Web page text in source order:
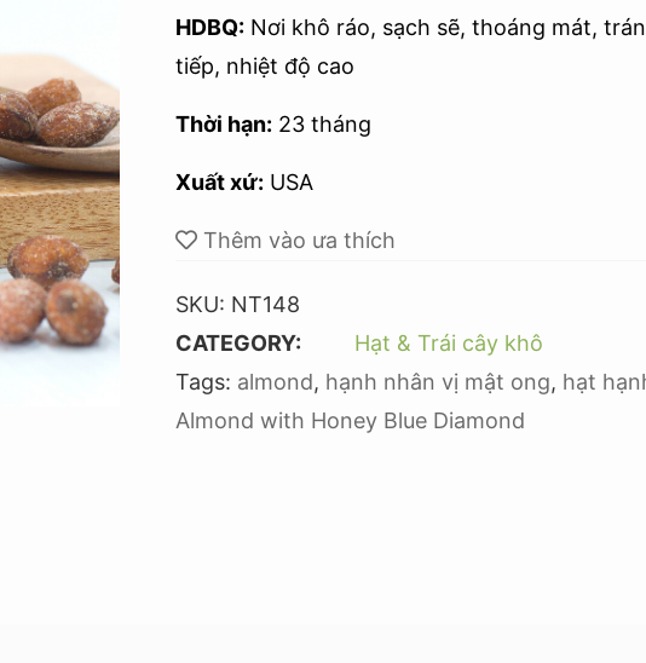
HDBQ: Nơi khô ráo, sạch sẽ, thoáng mát,
tiếp, nhiệt độ cao
Thời hạn: 23 tháng
Xuất xứ: USA
Thêm vào ưa thích
SKU: NT148
CATEGORY:
Hạt & Trái cây khô
Tags: almond, hạnh nhân vị mật ong, hạt
Almond with Honey Blue Diamond